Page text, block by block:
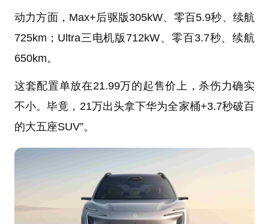
动力方面，Max+后驱版305kW、零百5.9秒、续航
725km；Ultra三电机版712kW、零百3.7秒、续航
650km。
这套配置单放在21.99万的起售价上，杀伤力确实
不小。毕竟，21万出头拿下华为全家桶+3.7秒破百
的大五座SUV”。